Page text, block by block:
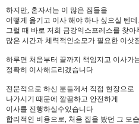
하지만, 혼자서는 이 많은 짐들을
어떻게 옮기고 이사 해야 하나 싶으실 텐데
그럴 때 바로 저희 금강익스프레스를 찾아
많은 시간과 체력적인소모가 필요한 이삿
하루면 처음부터 끝까지 책임지고 이사가
정확히 이사해드리겠습니다
전문적으로 하신 분들께서 직접 현장으로
나가시기 때문에 깔끔하고 안전하게
이사를 진행하실수있습니다
합리적인 비용으로, 처음 집을 봤던 그 모습